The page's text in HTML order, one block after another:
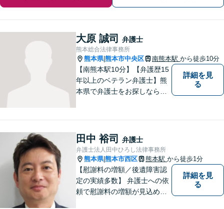
大原 誠司 弁護士
熊本総合法律事務所
熊本県|熊本市中央区 南熊本駅 から徒歩10分
【南熊本駅10分】【弁護歴15
年以上のベテラン弁護士】熊
本県で弁護士をお探しなら、
ています。皆様にとって一番
のパートナーとなれるよう、
精一杯取り組ませていただき
ます。
詳細を見
る
田中 裕司 弁護士
弁護士法人田中ひろし法律事務所
熊本県|熊本市西区 熊本駅 から徒歩1分
【慰謝料の増額／後遺障害認
定の実績多数】 弁護士への依
頼で慰謝料の増額が見込めま
詳細を見
る